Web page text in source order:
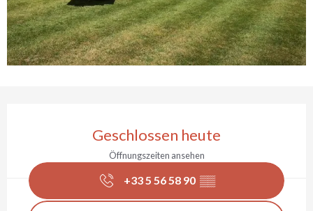
Geschlossen heute
Öffnungszeiten ansehen
+33 5 56 58 90 ▒▒